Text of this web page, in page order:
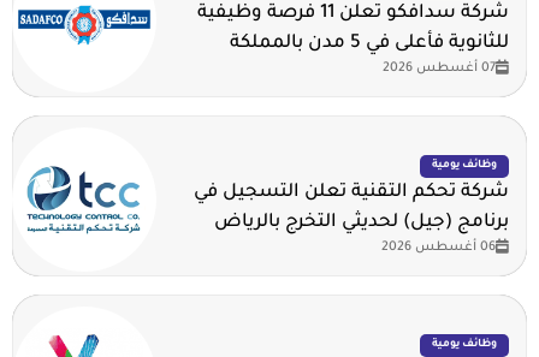
شركة سدافكو تعلن 11 فرصة وظيفية
للثانوية فأعلى في 5 مدن بالمملكة
07 أغسطس 2026
وظائف يومية
شركة تحكم التقنية تعلن التسجيل في
برنامج (جيل) لحديثي التخرج بالرياض
06 أغسطس 2026
وظائف يومية